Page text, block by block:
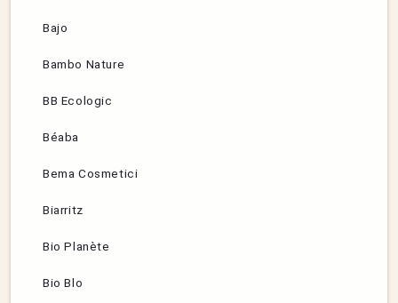
Bajo
Bambo Nature
BB Ecologic
Béaba
Bema Cosmetici
Biarritz
Bio Planète
Bio Blo